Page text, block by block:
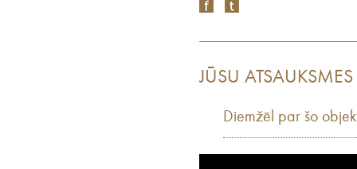
JŪSU ATSAUKSMES
Diemžēl par šo